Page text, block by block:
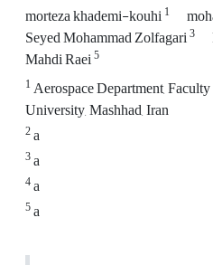
morteza khademi-kouhi1
Seyed Mohammad Zolfagari3
Mahdi Raei5
1Aerospace Department,
University, Mashhad, Iran
2a
3a
4a
5a